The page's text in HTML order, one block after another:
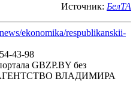
Источник: БелТА
ekonomika/respublikanskii-
43-98
GBZP.BY без
"АГЕНТСТВО ВЛАДИМИРА